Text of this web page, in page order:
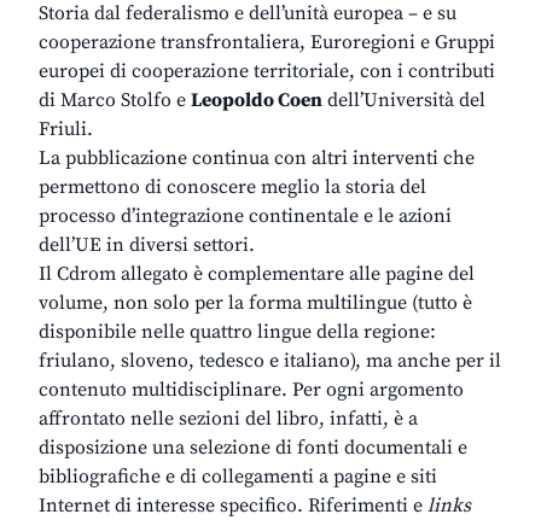
Storia dal federalismo e dell’unità europea – e su
cooperazione transfrontaliera, Euroregioni e Gruppi
europei di cooperazione territoriale, con i contributi
di Marco Stolfo e Leopoldo Coen dell’Università del
Friuli.
La pubblicazione continua con altri interventi che
permettono di conoscere meglio la storia del
processo d’integrazione continentale e le azioni
dell’UE in diversi settori.
Il Cdrom allegato è complementare alle pagine del
volume, non solo per la forma multilingue (tutto è
disponibile nelle quattro lingue della regione:
friulano, sloveno, tedesco e italiano), ma anche per il
contenuto multidisciplinare. Per ogni argomento
affrontato nelle sezioni del libro, infatti, è a
disposizione una selezione di fonti documentali e
bibliografiche e di collegamenti a pagine e siti
Internet di interesse specifico. Riferimenti e links